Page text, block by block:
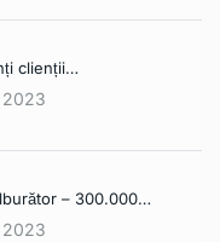
clienții…
2023
– 300.000…
2023